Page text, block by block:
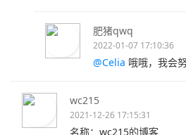
肥猪qwq
2022-01-07 17:10:36
@Celia 哦哦，我会
wc215
2021-12-26 17:15:31
名称：wc215的博客